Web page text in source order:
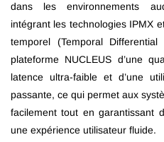
dans les environnements
intégrant les technologies IPMX
temporel (Temporal
plateforme NUCLEUS d’une
latence ultra-faible et d’une
passante, ce qui permet aux
facilement tout en garantissant
une expérience utilisateur fluide.